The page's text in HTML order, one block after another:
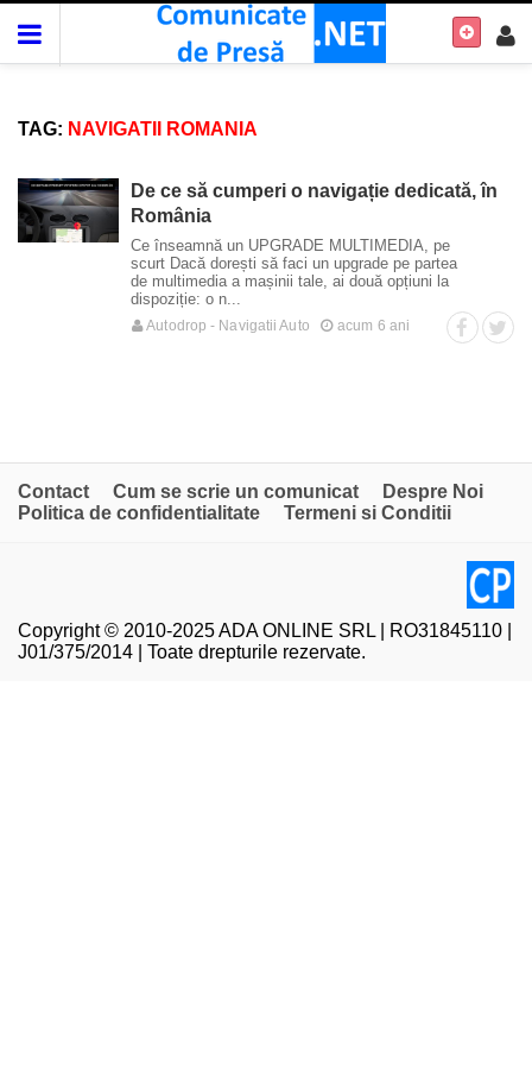
TAG: NAVIGATII ROMANIA
De ce să cumperi o navigație dedicată, în
România
Ce înseamnă un UPGRADE MULTIMEDIA, pe
scurt Dacă dorești să faci un upgrade pe partea
de multimedia a mașinii tale, ai două opțiuni la
dispoziție: o n...
Autodrop - Navigatii Auto acum 6 ani
Contact Cum se scrie un comunicat
Despre Noi
Politica de confidentialitate
Termeni si Conditii
Copyright © 2010-2025 ADA ONLINE SRL | RO31845110 |
J01/375/2014 | Toate drepturile rezervate.